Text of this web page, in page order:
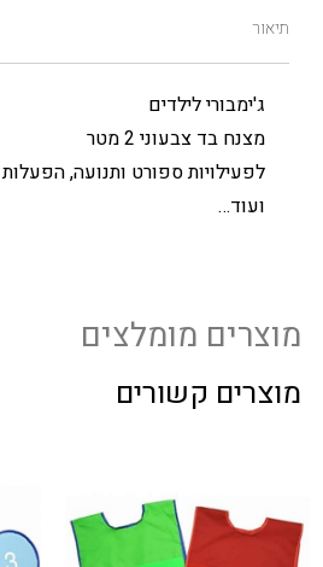
תיאור
ג'ימבורי לילדים
מצנח בד צבעוני 2 מטר
לפעילויות ספורט ותנועה,
ועוד…
מוצרים מומלצים
מוצרים קשורים